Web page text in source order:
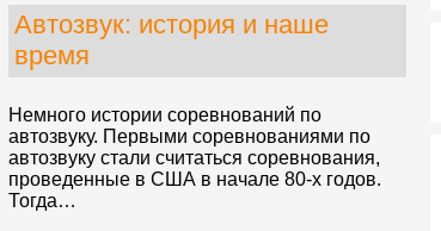
Автозвук: история и наше
время
Немного истории соревнований по
автозвуку. Первыми соревнованиями по
автозвуку стали считаться соревнования,
проведенные в США в начале 80-х годов.
Тогда…